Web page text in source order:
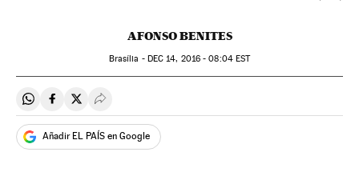
AFONSO BENITES
Brasília - DEC 14, 2016 - 08:04EST
Compartir en Whatsapp
Compartir en Facebook
Compartir en Twitter
Desplegar Redes Sociales
Añadir EL PAÍS en Google